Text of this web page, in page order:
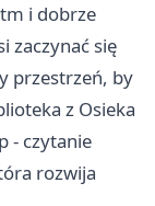
i dobrze
zaczynać się
przestrzeń, by
z Osieka
- czytanie
rozwija